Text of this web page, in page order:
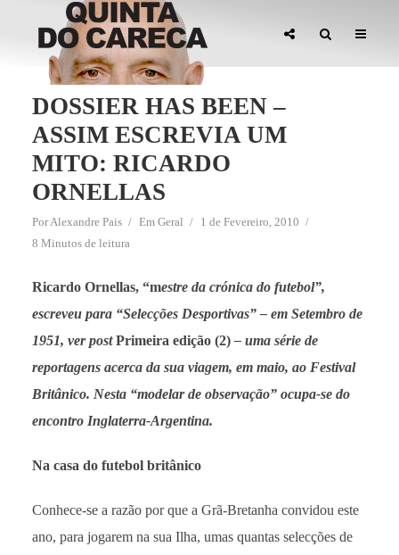
DOSSIER HAS BEEN –
ASSIM ESCREVIA UM
MITO: RICARDO
ORNELLAS
PorAlexandre Pais Em Geral
1 de Fevereiro, 2010
8 Minutos de leitura
Ricardo Ornellas, “mestre da crónica do futebol”,
escreveu para “Selecções Desportivas” – em Setembro de
1951, ver postPrimeira edição (2)– uma série de
reportagens acerca da sua viagem, em maio, ao Festival
Britânico. Nesta “modelar de observação” ocupa-se do
encontro Inglaterra-Argentina.
Na casa do futebol britânico
Conhece-se a razão por que a Grã-Bretanha convidou este
ano, para jogarem na sua Ilha, umas quantas selecções de